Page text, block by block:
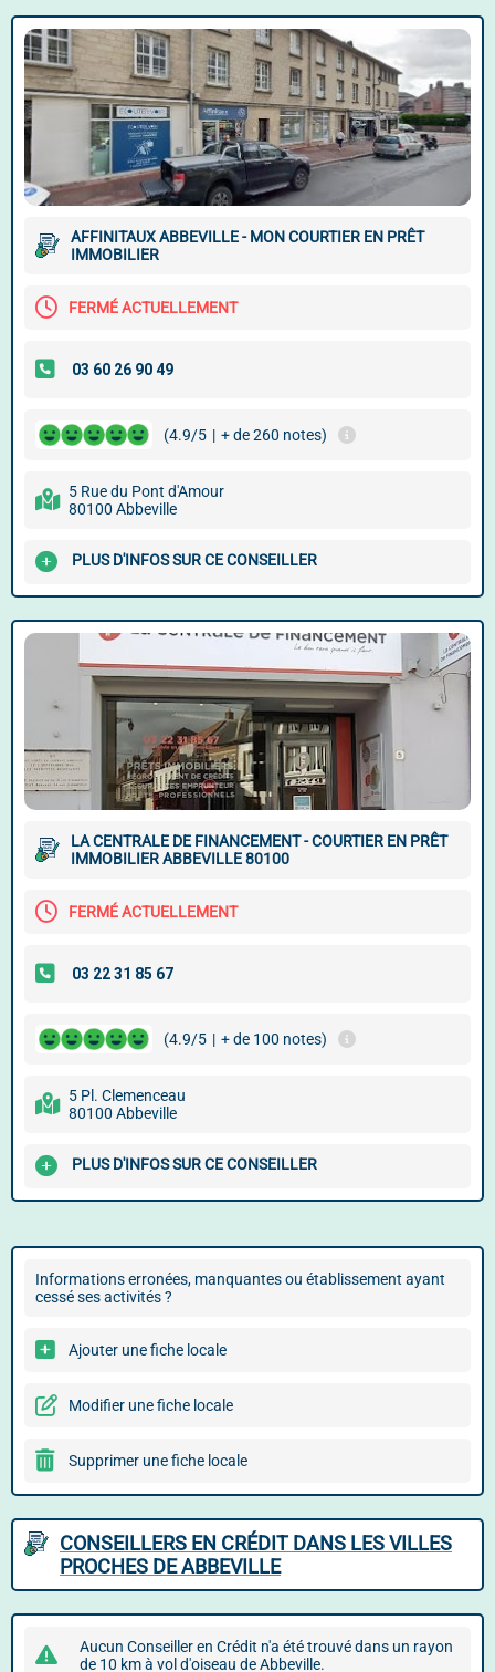
AFFINITAUX ABBEVILLE - MON COURTIER EN PRÊT
IMMOBILIER
FERMÉ ACTUELLEMENT
(4.9/5 | + de 260 notes)
5 Rue du Pont d'Amour
80100 Abbeville
PLUS D'INFOS SUR CE CONSEILLER
LA CENTRALE DE FINANCEMENT - COURTIER EN PRÊT
IMMOBILIER ABBEVILLE 80100
FERMÉ ACTUELLEMENT
(4.9/5 | + de 100 notes)
5 Pl. Clemenceau
80100 Abbeville
PLUS D'INFOS SUR CE CONSEILLER
Informations erronées, manquantes ou établissement ayant
cessé ses activités ?
Ajouter une fiche locale
Modifier une fiche locale
Supprimer une fiche locale
CONSEILLERS EN CRÉDIT DANS LES VILLES
PROCHES DE ABBEVILLE
Aucun Conseiller en Crédit n'a été trouvé dans un rayon
de 10 km à vol d'oiseau de Abbeville.